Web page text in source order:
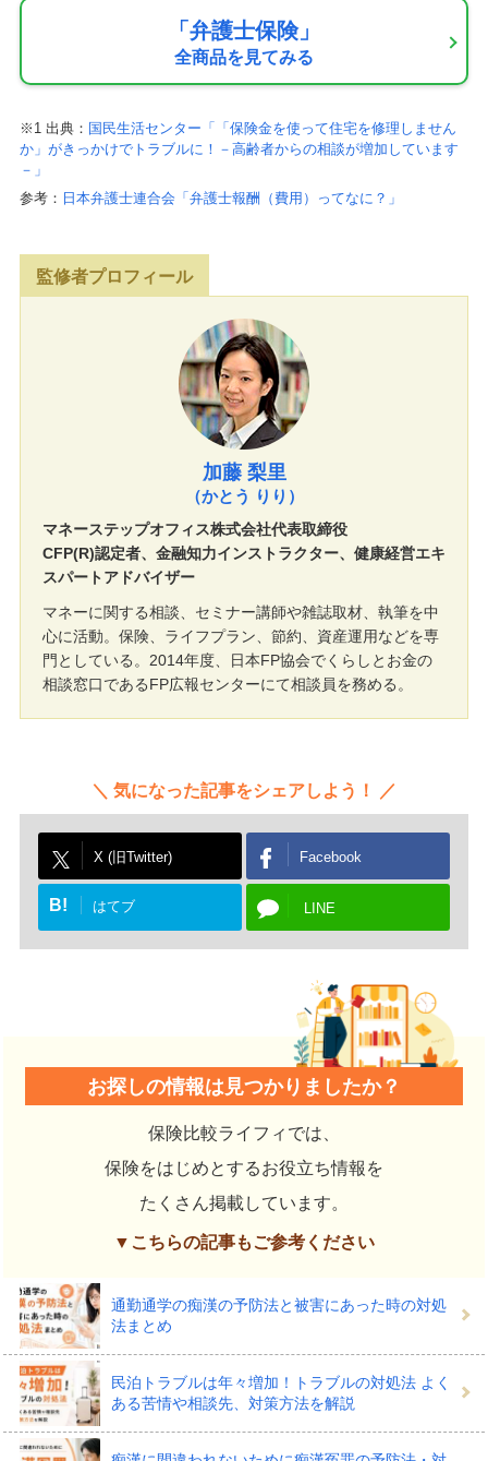
「弁護士保険」
全商品を見てみる
※1 出典： 国民生活センター「「保険金を使って住宅を修理しません
か」がきっかけでトラブルに！－高齢者からの相談が増加しています
－」
参考： 日本弁護士連合会「弁護士報酬（費用）ってなに？」
監修者プロフィール
加藤 梨里
（かとう りり）
マネーステップオフィス株式会社代表取締役
CFP(R)認定者、金融知力インストラクター、健康経営エキ
スパートアドバイザー
マネーに関する相談、セミナー講師や雑誌取材、執筆を中
心に活動。保険、ライフプラン、節約、資産運用などを専
門としている。2014年度、日本FP協会でくらしとお金の
相談窓口であるFP広報センターにて相談員を務める。
気になった記事をシェアしよう！
X (旧Twitter) Facebook
B! はてブ LINE
お探しの情報は見つかりましたか？
保険比較ライフィでは、
保険をはじめとするお役立ち情報を
たくさん掲載しています。
▼こちらの記事もご参考ください
通勤通学の痴漢の予防法と被害にあった時の対処
法まとめ
民泊トラブルは年々増加！トラブルの対処法 よく
ある苦情や相談先、対策方法を解説